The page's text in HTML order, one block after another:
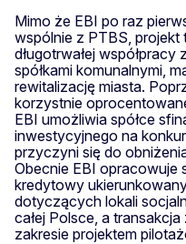
Mimo że EBI po raz
wspólnie z PTBS,
długotrwałej
spółkami komunalnymi,
rewitalizację miasta.
korzystnie
EBI umożliwia spółce
inwestycyjnego na
przyczyni się do
Obecnie EBI opracowuje
kredytowy
dotyczących lokali
całej Polsce, a
zakresie projektem